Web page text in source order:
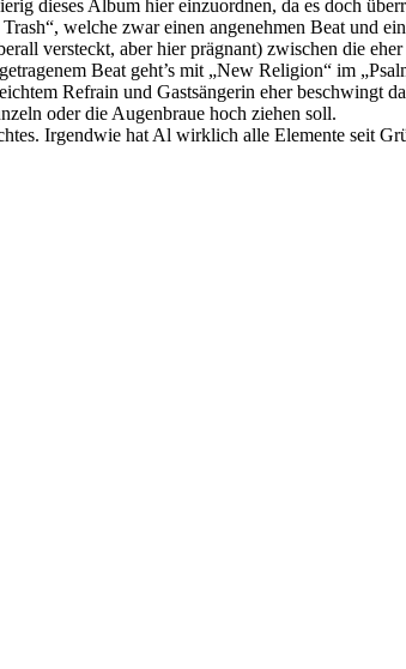
dieses Album hier einzuordnen, da es doch
welche zwar einen angenehmen Beat und
versteckt, aber hier prägnant) zwischen die
Beat geht’s mit „New Religion“ im
Refrain und Gastsängerin eher beschwingt
oder die Augenbraue hoch ziehen soll.
Irgendwie hat Al wirklich alle Elemente seit